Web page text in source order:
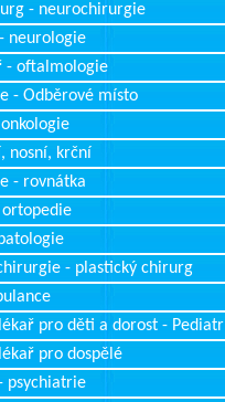
- neurochirurgie
neurologie
- oftalmologie
- Odběrové místo
nosní, krční
- rovnátka
- plastický chirurg
pro děti a dorost - Pediatr
pro dospělé
psychiatrie